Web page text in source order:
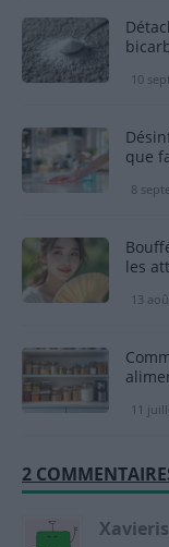
10
que
8
les
13
11
2
Xavieris